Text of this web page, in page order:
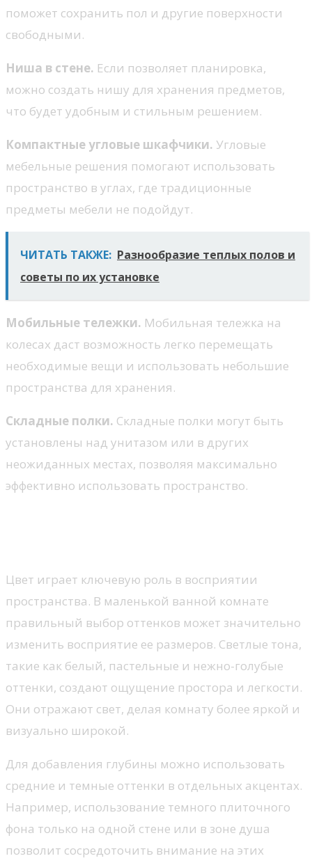
поможет сохранить пол и другие поверхности
свободными.
Ниша в стене. Если позволяет планировка,
можно создать нишу для хранения предметов,
что будет удобным и стильным решением.
Компактные угловые шкафчики. Угловые
мебельные решения помогают использовать
пространство в углах, где традиционные
предметы мебели не подойдут.
ЧИТАТЬ ТАКЖЕ: Разнообразие теплых полов и
советы по их установке
Мобильные тележки. Мобильная тележка на
колесах даст возможность легко перемещать
необходимые вещи и использовать небольшие
пространства для хранения.
Складные полки. Складные полки могут быть
установлены над унитазом или в других
неожиданных местах, позволяя максимально
эффективно использовать пространство.
Цвет играет ключевую роль в восприятии
пространства. В маленькой ванной комнате
правильный выбор оттенков может значительно
изменить восприятие ее размеров. Светлые тона,
такие как белый, пастельные и нежно-голубые
оттенки, создают ощущение простора и легкости.
Они отражают свет, делая комнату более яркой и
визуально широкой.
Для добавления глубины можно использовать
средние и темные оттенки в отдельных акцентах.
Например, использование темного плиточного
фона только на одной стене или в зоне душа
позволит сосредоточить внимание на этих